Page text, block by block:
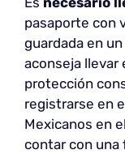
pasaporte con
guardada en
aconseja llevar
protección
registrarse en
Mexicanos en
contar con una